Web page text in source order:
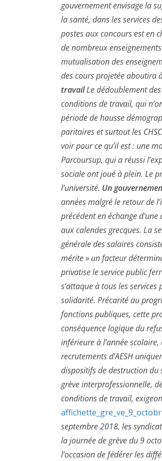
gouvernement envisage la
la santé, dans les services
postes aux concours est en
de nombreux
mutualisation des
des cours projetée aboutira
travailLe dédoublement des
conditions de travail, qui
période de hausse
paritaires et surtout les
voir pour ce qu’il est : une
Parcoursup, qui a réussi
sociale ont joué à plein. Le
l’université. Un
années malgré le retour de
précédent en échange
aux calendes grecques. La
générale des salaires
mérite » un facteur
privatise le service public
s’attaque à tous les
solidarité. Précarité au
fonctions publiques, cette
conséquence logique du
inférieure à l’année
recrutements d’AESH
dispositifs de destruction du
grève interprofessionnelle,
conditions de travail,
septembre 2018, les
la journée de grève du 9
l’occasion de fédérer les